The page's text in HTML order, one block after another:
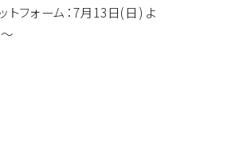
トフォーム：7月13日(日) よ
～